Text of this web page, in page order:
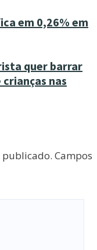
em 0,26% em
quer barrar
nas
publicado. Campos